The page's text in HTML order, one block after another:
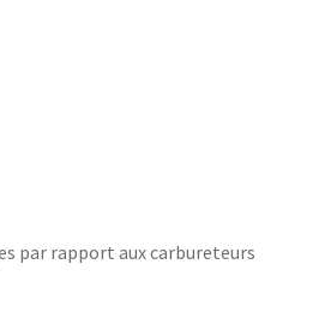
par rapport aux carbureteurs